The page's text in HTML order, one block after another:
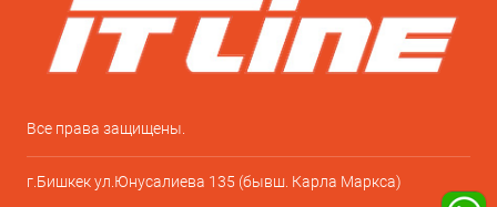
Все права защищены.
г.Бишкек ул.Юнусалиева 135 (бывш. Карла Маркса)